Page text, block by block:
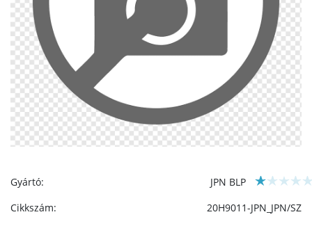
Gyártó:
JPN BLP
Cikkszám:
20H9011-JPN_JPN/SZ